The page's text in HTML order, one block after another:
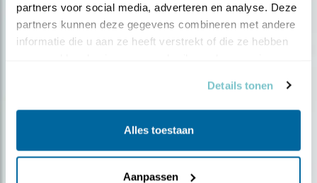
partners voor social media, adverteren en analyse. Deze
partners kunnen deze gegevens combineren met andere
informatie die u aan ze heeft verstrekt of die ze hebben
Details tonen
Alles toestaan
Aanpassen
Ontvang 5 x Vogels voor € 36,00 per jaar